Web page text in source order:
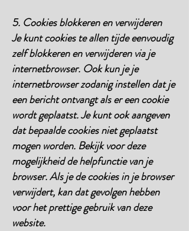
5. Cookies blokkeren en verwijderen
Je kunt cookies te allen tijde eenvoudig
zelf blokkeren en verwijderen via je
internetbrowser. Ook kun je je
internetbrowser zodanig instellen dat je
een bericht ontvangt als er een cookie
wordt geplaatst. Je kunt ook aangeven
dat bepaalde cookies niet geplaatst
mogen worden. Bekijk voor deze
mogelijkheid de helpfunctie van je
browser. Als je de cookies in je browser
verwijdert, kan dat gevolgen hebben
voor het prettige gebruik van deze
website.